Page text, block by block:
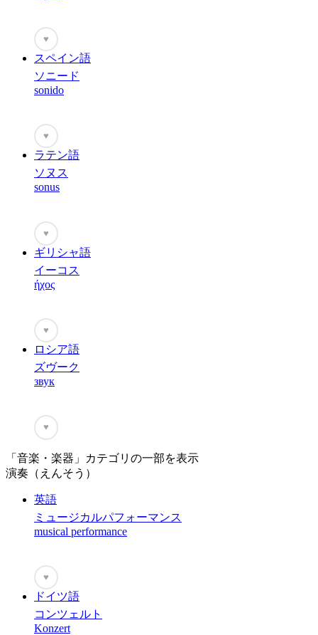
♥
スペイン語
ソニード
sonido
♥
ラテン語
ソヌス
sonus
♥
ギリシャ語
イーコス
ήχος
♥
ロシア語
ズヴーク
звук
♥
「音楽・楽器」カテゴリの一部を表示
演奏（えんそう）
英語
ミュージカルパフォーマンス
musical performance
♥
ドイツ語
コンツェルト
Konzert